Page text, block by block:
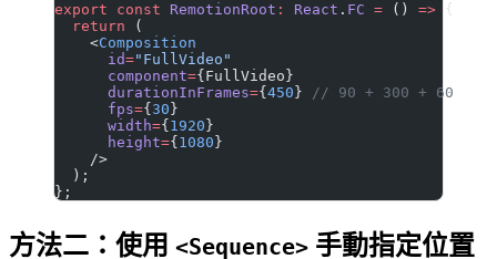
export const RemotionRoot : React . FC = () => {
  return
(
    <
Composition
      id
="FullVideo"
      component
={FullVideo}
      durationInFrames
={ 450 }
// 90 + 300 + 60
      fps
={ 30 }
      width
={ 1920 }
      height
={ 1080 }
    />
  );
};
方法二：使用 <Sequence> 手動指定位置